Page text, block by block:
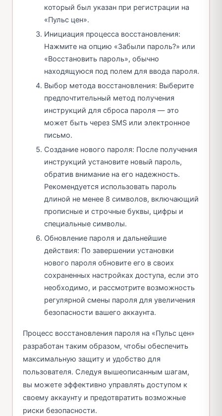
который был указан при регистрации на
«Пульс цен».
Инициация процесса восстановления:
Нажмите на опцию «Забыли пароль?» или
«Восстановить пароль», обычно
находящуюся под полем для ввода пароля.
Выбор метода восстановления: Выберите
предпочтительный метод получения
инструкций для сброса пароля — это
может быть через SMS или электронное
письмо.
Создание нового пароля: После получения
инструкций установите новый пароль,
обратив внимание на его надежность.
Рекомендуется использовать пароль
длиной не менее 8 символов, включающий
прописные и строчные буквы, цифры и
специальные символы.
Обновление пароля и дальнейшие
действия: По завершении установки
нового пароля обновите его в своих
сохраненных настройках доступа, если это
необходимо, и рассмотрите возможность
регулярной смены пароля для увеличения
безопасности вашего аккаунта.
Процесс восстановления пароля на «Пульс цен»
разработан таким образом, чтобы обеспечить
максимальную защиту и удобство для
пользователя. Следуя вышеописанным шагам,
вы можете эффективно управлять доступом к
своему аккаунту и предотвратить возможные
риски безопасности.